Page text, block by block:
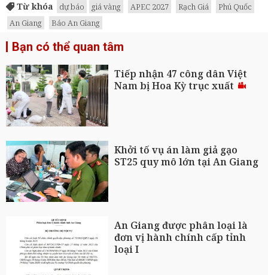
Từ khóa dự báo giá vàng APEC 2027 Rạch Giá
Phú Quốc
An Giang
Báo An Giang
Bạn có thể quan tâm
Tiếp nhận 47 công dân Việt
Nam bị Hoa Kỳ trục xuất
Khởi tố vụ án làm giả gạo
ST25 quy mô lớn tại An Giang
An Giang được phân loại là
đơn vị hành chính cấp tỉnh
loại I